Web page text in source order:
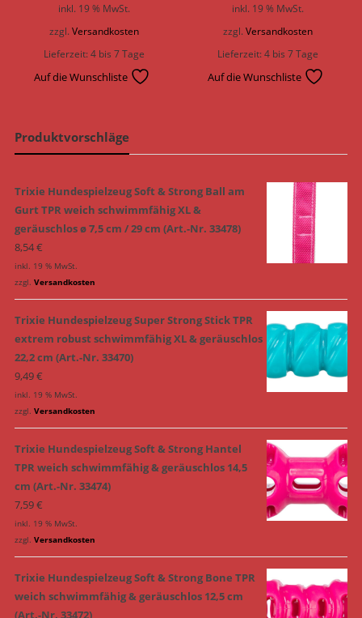
inkl. 19 % MwSt.
zzgl.Versandkosten
Lieferzeit:4 bis 7 Tage
Auf die Wunschliste
inkl. 19 % MwSt.
zzgl. Versandkosten
Lieferzeit:4 bis 7 Tage
Auf die Wunschliste
Produktvorschläge
Trixie Hundespielzeug Soft & Strong Ball am
Gurt TPR weich schwimmfähig XL &
geräuschlos ø 7,5 cm / 29 cm (Art.-Nr. 33478)
8,54€
inkl. 19 % MwSt.
zzgl. Versandkosten
Trixie Hundespielzeug Super Strong Stick TPR
extrem robust schwimmfähig XL & geräuschlos
22,2 cm (Art.-Nr. 33470)
9,49€
inkl. 19 % MwSt.
zzgl. Versandkosten
Trixie Hundespielzeug Soft & Strong Hantel
TPR weich schwimmfähig & geräuschlos 14,5
cm (Art.-Nr. 33474)
7,59€
inkl. 19 % MwSt.
zzgl. Versandkosten
Trixie Hundespielzeug Soft & Strong Bone TPR
weich schwimmfähig & geräuschlos 12,5 cm
(Art.-Nr. 33472)